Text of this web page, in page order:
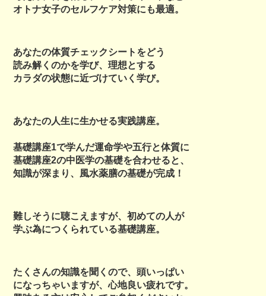
オトナ女子のセルフケア対策にも最適。
あなたの体質チェックシートをどう
読み解くのかを学び、理想とする
カラダの状態に近づけていく学び。
あなたの人生に生かせる実践講座。
基礎講座1で学んだ運命学や五行と体質に
基礎講座2の中医学の基礎を合わせると、
知識が深まり、風水薬膳の基礎が完成！
難しそうに聴こえますが、初めての人が
学ぶ為につくられている基礎講座。
たくさんの知識を聞くので、頭いっぱい
になっちゃいますが、心地良い疲れです。